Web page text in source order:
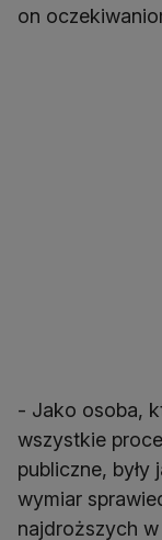
on
- Jako osoba,
wszystkie
publiczne, były
wymiar
najdroższych